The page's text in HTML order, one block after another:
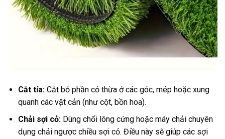
Cắt tỉa:Cắt bỏ phần cỏ thừa ở các góc, mép hoặc xung
quanh các vật cản (như cột, bồn hoa).
Chải sợi cỏ:Dùng chổi lông cứng hoặc máy chải chuyên
dụng chải ngược chiều sợi cỏ. Điều này sẽ giúp các sợi